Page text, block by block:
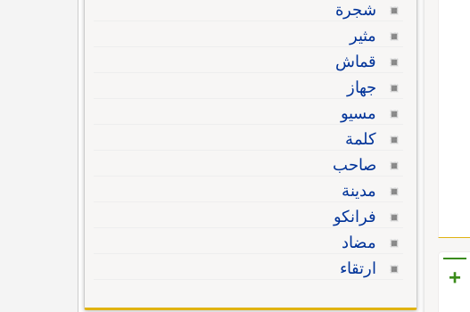
+
شجرة
مثير
قماش
جهاز
مسيو
كلمة
صاحب
مدينة
فرانكو
مضاد
ارتقاء